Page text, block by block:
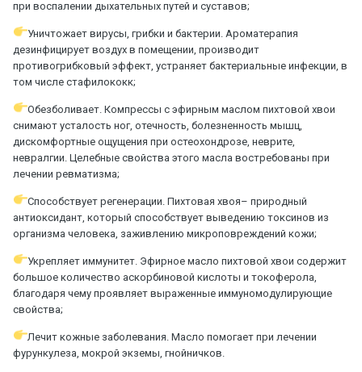
при воспалении дыхательных путей и суставов;
Уничтожает вирусы, грибки и бактерии. Ароматерапия
дезинфицирует воздух в помещении, производит
противогрибковый эффект, устраняет бактериальные инфекции, в
том числе стафилококк;
Обезболивает. Компрессы с эфирным маслом пихтовой хвои
снимают усталость ног, отечность, болезненность мышц,
дискомфортные ощущения при остеохондрозе, неврите,
невралгии. Целебные свойства этого масла востребованы при
лечении ревматизма;
Способствует регенерации. Пихтовая хвоя– природный
антиоксидант, который способствует выведению токсинов из
организма человека, заживлению микроповреждений кожи;
Укрепляет иммунитет. Эфирное масло пихтовой хвои содержит
большое количество аскорбиновой кислоты и токоферола,
благодаря чему проявляет выраженные иммуномодулирующие
свойства;
Лечит кожные заболевания. Масло помогает при лечении
фурункулеза, мокрой экземы, гнойничков.